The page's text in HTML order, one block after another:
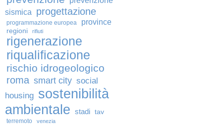
sismica
progettazione
programmazione europea province
regioni rifiuti
rigenerazione
riqualificazione
rischio idrogeologico
roma smart city social
housing sostenibilità
ambientale stadi tav
terremoto venezia